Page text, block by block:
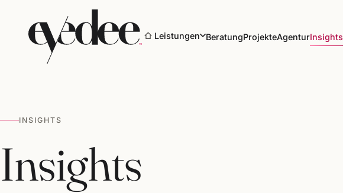
Leistungen BeratungProjekteAgenturInsights
Websites & Shops
INSIGHTS
Insights